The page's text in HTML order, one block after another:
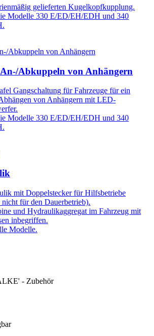
gelieferten Kugelkopfkupplung.
Modelle 330 E/ED/EH/EDH und 340
Abkuppeln von Anhängern
Gangschaltung für Fahrzeuge für ein
von Anhängern mit LED-
Modelle 330 E/ED/EH/EDH und 340
mit Doppelstecker für Hilfsbetriebe
für den Dauerbetrieb).
und Hydraulikaggregat im Fahrzeug mit
inbegriffen.
Modelle.